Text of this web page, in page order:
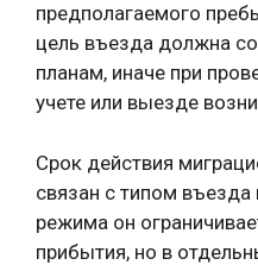
предполагаемого
цель въезда должна
планам, иначе при
учете или выезде
Срок действия
связан с типом
режима он
прибытия, но в